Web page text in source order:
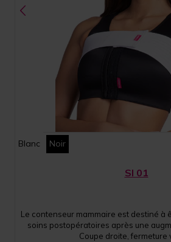
Blanc Noir
SI 01
Le contenseur mammaire est destiné à
soins postopératoires après une
Coupe droite, fermeture